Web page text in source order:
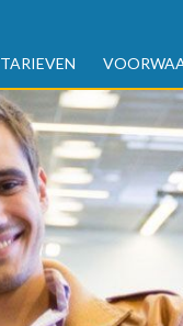
TARIEVEN